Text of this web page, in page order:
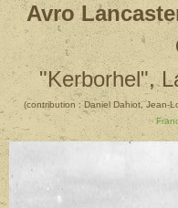
Avro
"Kerborhel",
(contribution : Daniel Dahiot, Jean-